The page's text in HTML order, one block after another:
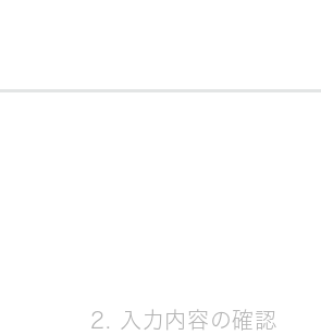
2. 入力内容の確認